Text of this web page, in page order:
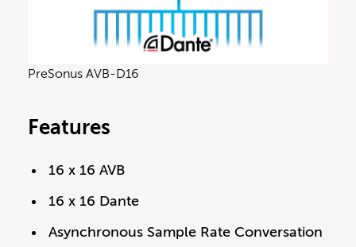
PreSonus AVB-D16
Features
16 x 16 AVB
16 x 16 Dante
Asynchronous Sample Rate Conversation